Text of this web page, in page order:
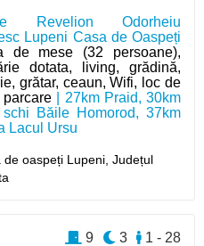
Revelion Odorheiu
Lupeni Casa de Oaspeți
de mese (32 persoane),
dotata, living, grădină,
grătar, ceaun, Wifi, loc de
parcare | 27km Praid, 30km
schi Băile Homorod, 37km
Lacul Ursu
de oaspeți Lupeni,Județul
1 - 28
3
9